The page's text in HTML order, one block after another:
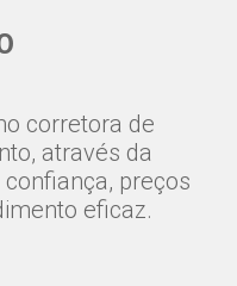
corretora de
através da
preços
eficaz.